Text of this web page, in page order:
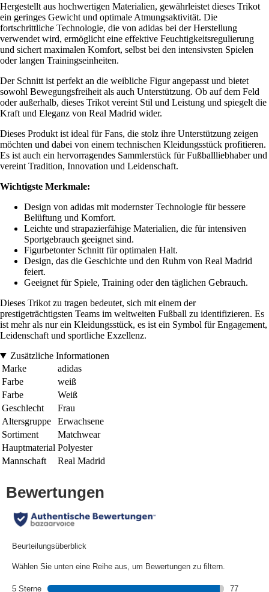
Hergestellt aus hochwertigen Materialien, gewährleistet dieses Trikot
ein geringes Gewicht und optimale Atmungsaktivität. Die
fortschrittliche Technologie, die von adidas bei der Herstellung
verwendet wird, ermöglicht eine effektive Feuchtigkeitsregulierung
und sichert maximalen Komfort, selbst bei den intensivsten Spielen
oder langen Trainingseinheiten.
Der Schnitt ist perfekt an die weibliche Figur angepasst und bietet
sowohl Bewegungsfreiheit als auch Unterstützung. Ob auf dem Feld
oder außerhalb, dieses Trikot vereint Stil und Leistung und spiegelt die
Kraft und Eleganz von Real Madrid wider.
Dieses Produkt ist ideal für Fans, die stolz ihre Unterstützung zeigen
möchten und dabei von einem technischen Kleidungsstück profitieren.
Es ist auch ein hervorragendes Sammlerstück für Fußballliebhaber und
vereint Tradition, Innovation und Leidenschaft.
Wichtigste Merkmale:
Design von adidas mit modernster Technologie für bessere
Belüftung und Komfort.
Leichte und strapazierfähige Materialien, die für intensiven
Sportgebrauch geeignet sind.
Figurbetonter Schnitt für optimalen Halt.
Design, das die Geschichte und den Ruhm von Real Madrid
feiert.
Geeignet für Spiele, Training oder den täglichen Gebrauch.
Dieses Trikot zu tragen bedeutet, sich mit einem der
prestigeträchtigsten Teams im weltweiten Fußball zu identifizieren. Es
ist mehr als nur ein Kleidungsstück, es ist ein Symbol für Engagement,
Leidenschaft und sportliche Exzellenz.
Zusätzliche Informationen
Marke
adidas
Farbe
weiß
Farbe
Weiß
Geschlecht
Frau
Altersgruppe
Erwachsene
Sortiment
Matchwear
Hauptmaterial Polyester
Mannschaft
Real Madrid